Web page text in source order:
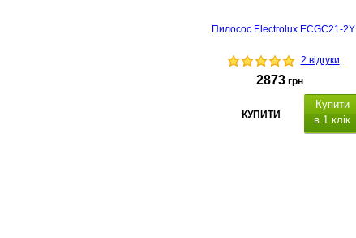
Пилосос Electrolux ECGC21-2Y
2 відгуки
2873 грн
КУПИТИ
Купити
в 1 клік